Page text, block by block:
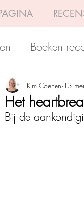
Boeken
Pelckmans
Uitgevers
Het
Kim Coenen 13
Bij de